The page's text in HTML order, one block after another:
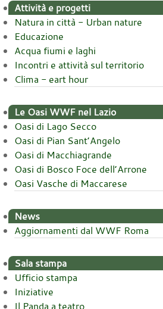
Attività e progetti
Natura in città - Urban nature
Educazione
Acqua fiumi e laghi
Incontri e attività sul territorio
Clima - eart hour
Le Oasi WWF nel Lazio
Oasi di Lago Secco
Oasi di Pian Sant’Angelo
Oasi di Macchiagrande
Oasi di Bosco Foce dell’Arrone
Oasi Vasche di Maccarese
News
Aggiornamenti dal WWF Roma
Sala stampa
Ufficio stampa
Iniziative
Il Panda a teatro